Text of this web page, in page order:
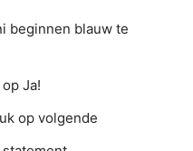
beginnen blauw te
Ja!
op volgende